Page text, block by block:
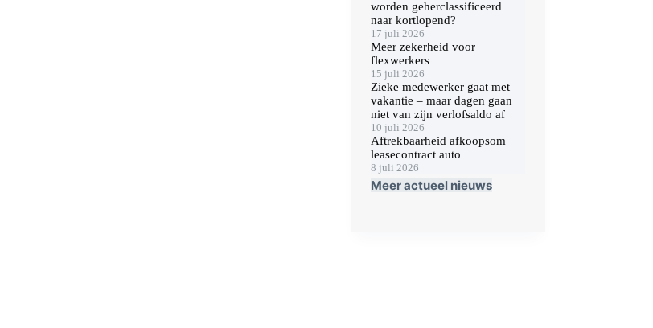
worden geherclassificeerd
naar kortlopend?
17 juli 2026
Meer zekerheid voor
flexwerkers
15 juli 2026
Zieke medewerker gaat met
vakantie – maar dagen gaan
niet van zijn verlofsaldo af
10 juli 2026
Aftrekbaarheid afkoopsom
leasecontract auto
8 juli 2026
Meer actueel nieuws